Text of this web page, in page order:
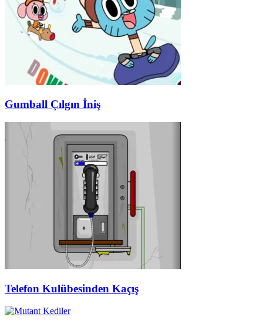
Gumball Çılgın İniş
Telefon Kulübesinden Kaçış